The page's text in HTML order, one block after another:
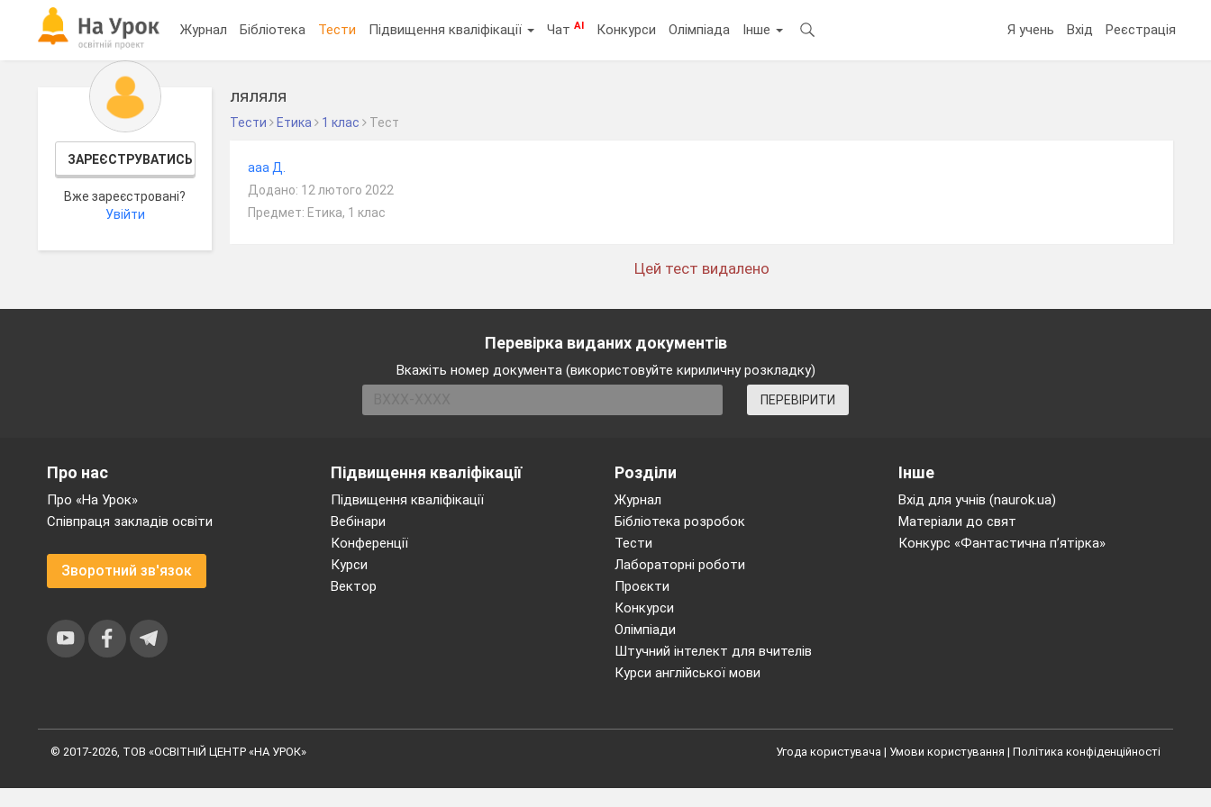
Журнал Бібліотека Тести Підвищення кваліфікації ЧатAI Конкурси Олімпіада Інше Я учень Вхід Реєстрація
ЗАРЕЄСТРУВАТИСЬ
Вже зареєстровані?
Увійти
ляляля
Тести Етика 1 клас Тест
ааа Д.
Додано: 12 лютого 2022
Предмет: Етика, 1 клас
Цей тест видалено
Перевірка виданих документів
Вкажіть номер документа (використовуйте кириличну розкладку)
ПЕРЕВІРИТИ
Підвищення кваліфікації
Підвищення кваліфікації
Вебінари
Конференції
Курси
Вектор
Розділи
Журнал
Бібліотека розробок
Тести
Лабораторні роботи
Проєкти
Конкурси
Олімпіади
Штучний інтелект для вчителів
Курси англійської мови
Про нас
Про «На Урок»
Співпраця закладів освіти
Зворотний зв'язок
Інше
Вхід для учнів (naurok.ua)
Матеріали до свят
Конкурс «Фантастична п’ятірка»
© 2017-2026, ТОВ «ОСВІТНІЙ ЦЕНТР «НА УРОК» Угода користувача | Умови користування | Політика конфіденційності